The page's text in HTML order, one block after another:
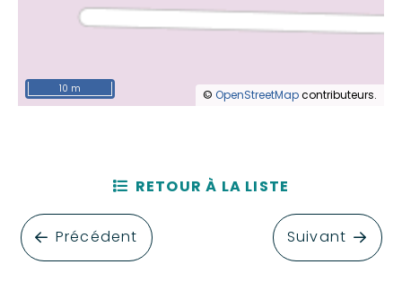
© OpenStreetMapcontributeurs.
10 m
Précédent
RETOUR À LA LISTE
Suivant